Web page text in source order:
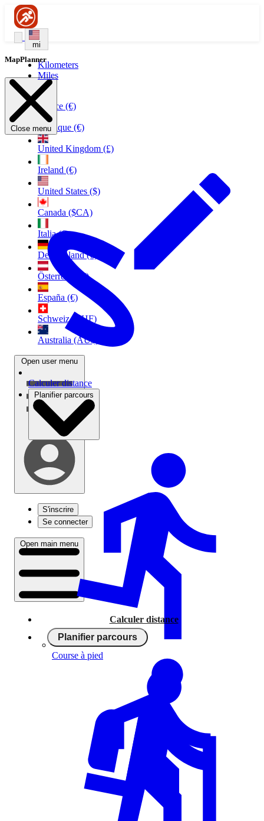
mi
Kilometers
Miles
France (€)
Belgique (€)
United Kingdom (£)
Ireland (€)
United States ($)
Canada ($CA)
Italia (€)
Deutschland (€)
Österreich (€)
España (€)
Schweiz (CHF)
Australia (AU$)
Open user menu
S'inscrire
Se connecter
Open main menu
Calculer distance
Planifier parcours
MapPlanner
Close menu
Calculer distance
Planifier parcours
Course à pied